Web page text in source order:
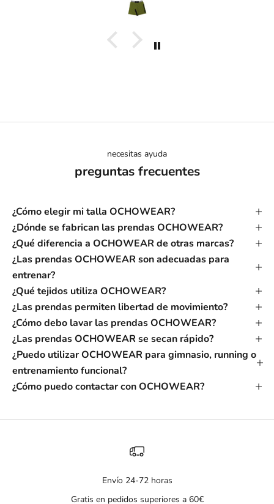
necesitas ayuda
preguntas frecuentes
¿Cómo elegir mi talla OCHOWEAR?
¿Dónde se fabrican las prendas OCHOWEAR?
¿Qué diferencia a OCHOWEAR de otras marcas?
¿Las prendas OCHOWEAR son adecuadas para
entrenar?
¿Qué tejidos utiliza OCHOWEAR?
¿Las prendas permiten libertad de movimiento?
¿Cómo debo lavar las prendas OCHOWEAR?
¿Las prendas OCHOWEAR se secan rápido?
¿Puedo utilizar OCHOWEAR para gimnasio, running o
entrenamiento funcional?
¿Cómo puedo contactar con OCHOWEAR?
Envío 24-72 horas
Gratis en pedidos superiores a 60€